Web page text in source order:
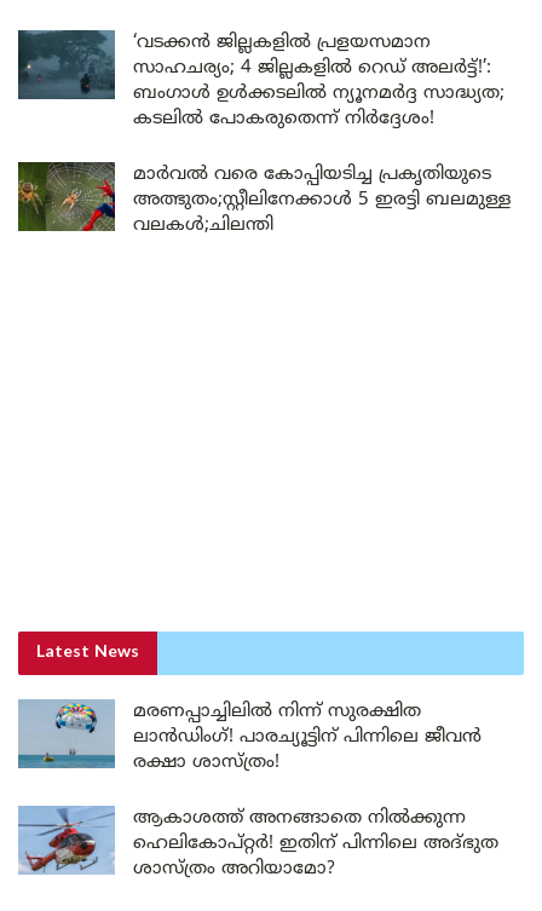
‘വടക്കൻ ജില്ലകളിൽ പ്രളയസമാന
സാഹചര്യം; 4 ജില്ലകളിൽ റെഡ് അലർട്ട്!’:
ബംഗാൾ ഉൾക്കടലിൽ ന്യൂനമർദ്ദ സാദ്ധ്യത;
കടലിൽ പോകരുതെന്ന് നിർദ്ദേശം!
മാർവൽ വരെ കോപ്പിയടിച്ച പ്രകൃതിയുടെ
അത്ഭുതം;സ്റ്റീലിനേക്കാൾ 5 ഇരട്ടി ബലമുള്ള
വലകൾ;ചിലന്തി
Latest News
മരണപ്പാച്ചിലിൽ നിന്ന് സുരക്ഷിത
ലാൻഡിംഗ്! പാരച്യൂട്ടിന് പിന്നിലെ ജീവൻ
രക്ഷാ ശാസ്ത്രം!
ആകാശത്ത് അനങ്ങാതെ നില്‍ക്കുന്ന
ഹെലികോപ്റ്റര്‍! ഇതിന് പിന്നിലെ അദ്ഭുത
ശാസ്ത്രം അറിയാമോ?